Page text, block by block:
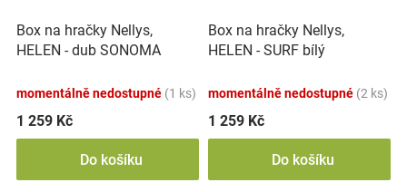
Box na hračky Nellys,
HELEN - dub SONOMA
momentálně nedostupné (1 ks)
1 259 Kč
Do košíku
Box na hračky Nellys,
HELEN - SURF bílý
momentálně nedostupné (2 ks)
1 259 Kč
Do košíku